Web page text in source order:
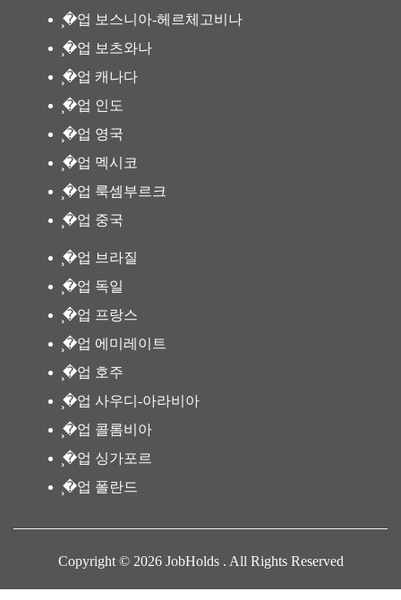
̧�업 보스니아-헤르체고비나
̧�업 보츠와나
̧�업 캐나다
̧�업 인도
̧�업 영국
̧�업 멕시코
̧�업 룩셈부르크
̧�업 중국
̧�업 브라질
̧�업 독일
̧�업 프랑스
̧�업 에미레이트
̧�업 호주
̧�업 사우디-아라비아
̧�업 콜롬비아
̧�업 싱가포르
̧�업 폴란드
Copyright © 2026 JobHolds . All Rights Reserved